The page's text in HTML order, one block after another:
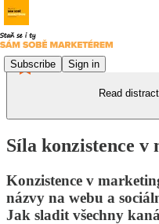
Subscribe Sign in
Read
Síla konzistence v
Konzistence v
názvy na webu a
Jak sladit všechny